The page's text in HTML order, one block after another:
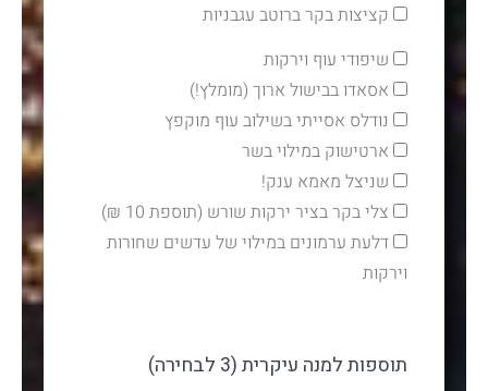
קציצות בקר ברוטב עגבניות
שיפודי עוף וירקות
אסאדו בבישול ארוך (מומלץ!)
נודלס אסייתי בשילוב עוף מוקפץ
ארטישוק במילוי בשר
שניצל מאמא ענק!
צלי בקר בציר ירקות שורש (תוספת 10 ₪)
דלעת ערמונים במילוי של עדשים שחורות
וירקות
תוספות למנה עיקרית (3 לבחירה)